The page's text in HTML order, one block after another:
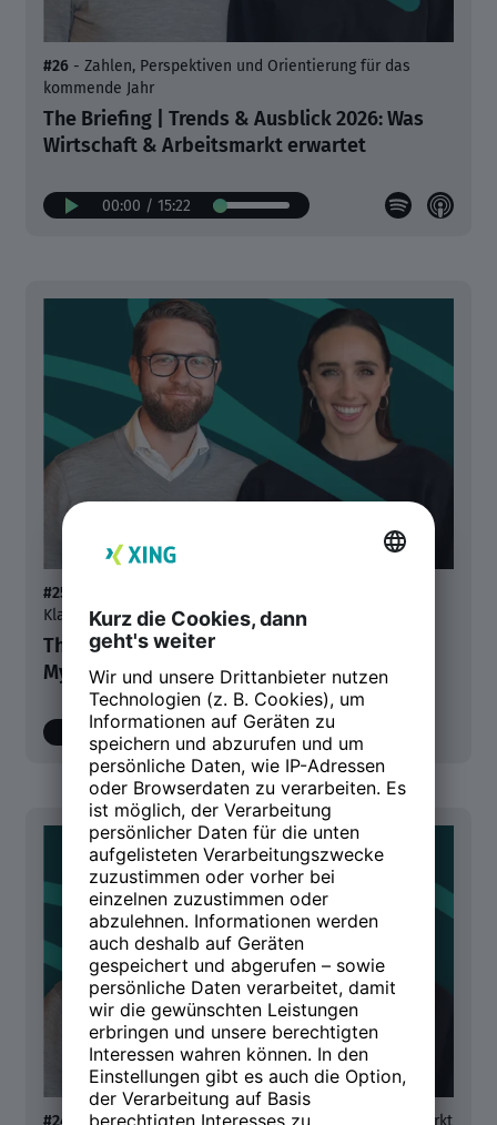
#26 - Zahlen, Perspektiven und Orientierung für das
kommende Jahr
The Briefing | Trends & Ausblick 2026: Was
Wirtschaft & Arbeitsmarkt erwartet
00:00 / 15:22
#25
Klarheit rein.
The Briefing | Der große Arbeitsmarkt-
Mythencheck
00:00 / 20:45
#24
- Aktuelle Trends und Entwicklungen am Arbeitsmarkt